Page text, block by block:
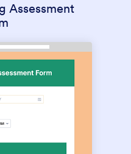
Assessment